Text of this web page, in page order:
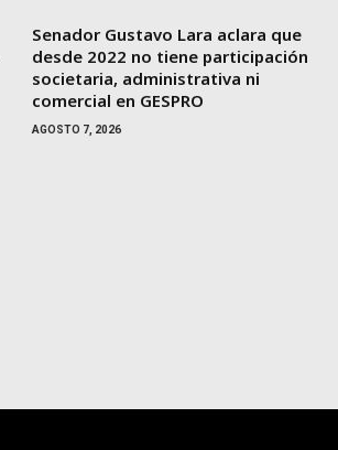
Senador Gustavo Lara aclara que
desde 2022 no tiene participación
societaria, administrativa ni
comercial en GESPRO
AGOSTO 7, 2026